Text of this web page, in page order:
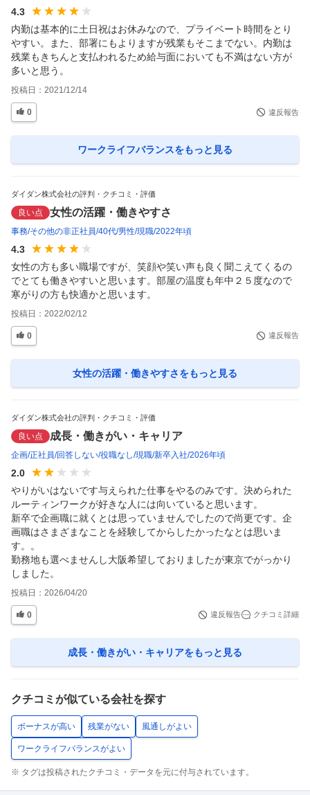
4.3
内勤は基本的に土日祝はお休みなので、プライベート時間をとり
やすい。また、部署にもよりますが残業もそこまでない。内勤は
残業もきちんと支払われるため給与面においても不満はない方が
多いと思う。
投稿日： 2021/12/14
0 違反報告
ワークライフバランスをもっと見る
ダイダン株式会社の評判・クチコミ・評価
良い点 女性の活躍・働きやすさ
事務 その他の非正社員 40代 男性 現職 2022年頃
4.3
女性の方も多い職場ですが、笑顔や笑い声も良く聞こえてくるの
でとても働きやすいと思います。部屋の温度も年中２５度なので
寒がりの方も快適かと思います。
投稿日： 2022/02/12
0 違反報告
女性の活躍・働きやすさをもっと見る
ダイダン株式会社の評判・クチコミ・評価
良い点 成長・働きがい・キャリア
企画 正社員 回答しない 役職なし 現職 新卒入社 2026年頃
2.0
やりがいはないです与えられた仕事をやるのみです。決められた
ルーティンワークが好きな人には向いていると思います。
新卒で企画職に就くとは思っていませんでしたので尚更です。企
画職はさまざまなことを経験してからしたかったなとは思いま
す。。
勤務地も選べませんし大阪希望しておりましたが東京でがっかり
しました。
投稿日： 2026/04/20
0 違反報告 クチコミ詳細
成長・働きがい・キャリアをもっと見る
クチコミが似ている会社を探す
ボーナスが高い 残業がない 風通しがよい
ワークライフバランスがよい
※ タグは投稿されたクチコミ・データを元に付与されています。